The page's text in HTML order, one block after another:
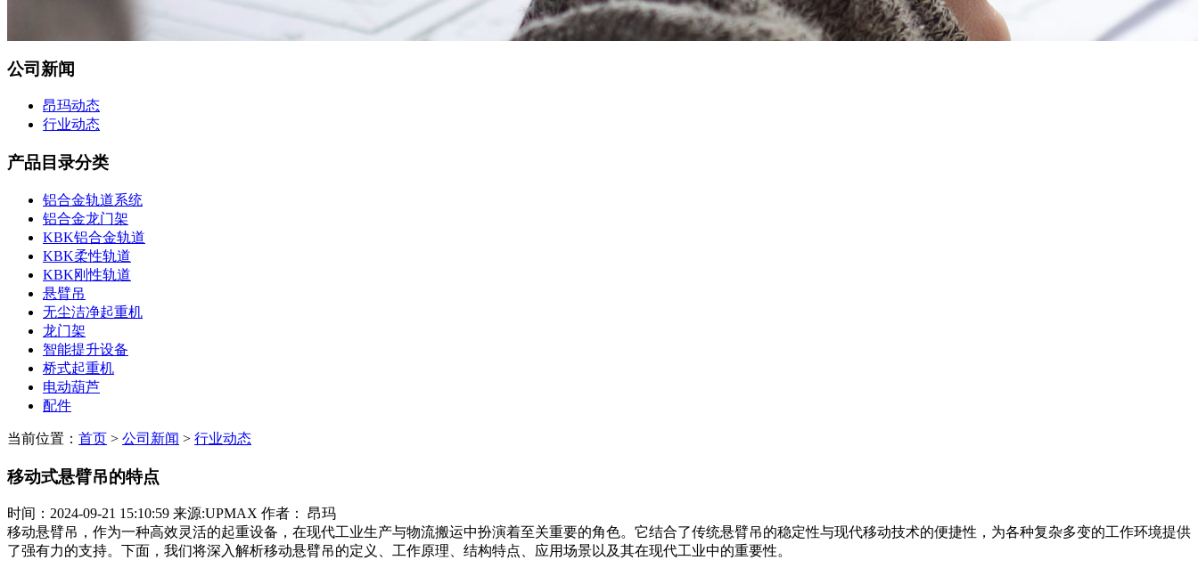
公司新闻
昂玛动态
行业动态
产品目录分类
铝合金轨道系统
铝合金龙门架
KBK铝合金轨道
KBK柔性轨道
KBK刚性轨道
悬臂吊
无尘洁净起重机
龙门架
智能提升设备
桥式起重机
电动葫芦
配件
当前位置： 首页 > 公司新闻 > 行业动态
移动式悬臂吊的特点
时间：2024-09-21 15:10:59 来源:UPMAX 作者： 昂玛
移动悬臂吊，作为一种高效灵活的起重设备，在现代工业生产与物流搬运中扮演着至关重要的角色。它结合了传统悬臂吊的稳定性与现代移动技术的便捷性，为各种复杂多变的工作环境提供
了强有力的支持。下面，我们将深入解析移动悬臂吊的定义、工作原理、结构特点、应用场景以及其在现代工业中的重要性。